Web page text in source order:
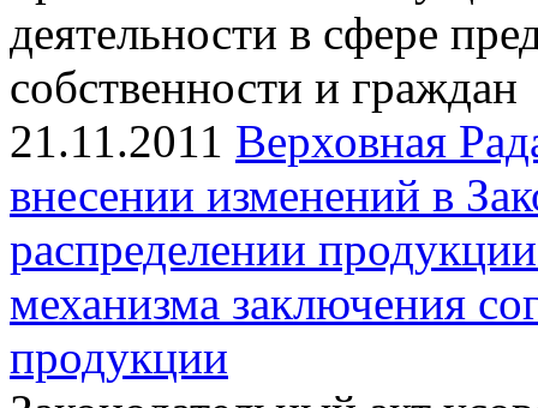
деятельности в сфере
собственности и граждан
21.11.2011 Верховная
внесении изменений в
распределении
механизма заключения
продукции